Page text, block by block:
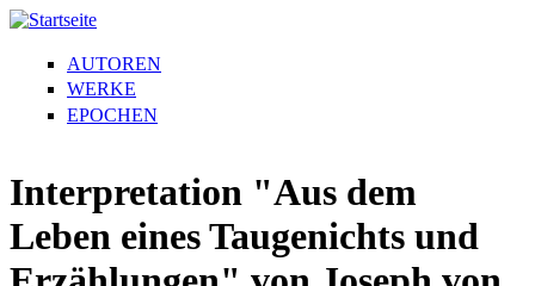
AUTOREN
WERKE
EPOCHEN
Interpretation "Aus dem
Leben eines Taugenichts und